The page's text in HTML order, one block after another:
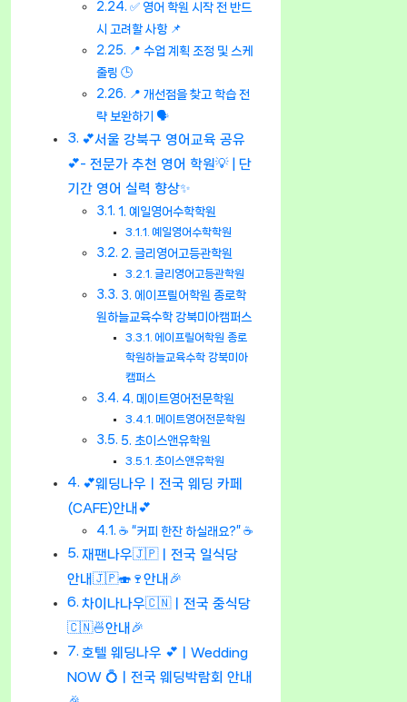
✅ 영어 학원 시작 전 반드
시 고려할 사항 📌
📍 수업 계획 조정 및 스케
줄링 🕒
📍 개선점을 찾고 학습 전
략 보완하기 🗣️
💕서울 강북구 영어교육 공유
💕- 전문가 추천 영어 학원💡 | 단
기간 영어 실력 향상✨
1. 예일영어수학학원
예일영어수학학원
2. 글리영어고등관학원
글리영어고등관학원
3. 에이프릴어학원 종로학
원하늘교육수학 강북미아캠퍼스
에이프릴어학원 종로
학원하늘교육수학 강북미아
캠퍼스
4. 메이트영어전문학원
메이트영어전문학원
5. 초이스앤유학원
초이스앤유학원
💕웨딩나우ㅣ전국 웨딩 카페
(CAFE)안내💕
☕ “커피 한잔 하실래요?” ☕
재팬나우🇯🇵ㅣ전국 일식당
안내🇯🇵🍣🍷안내🎉
차이나나우🇨🇳ㅣ전국 중식당
🇨🇳🍜안내🎉
호텔 웨딩나우 💕ㅣWedding
NOW 💍ㅣ전국 웨딩박람회 안내